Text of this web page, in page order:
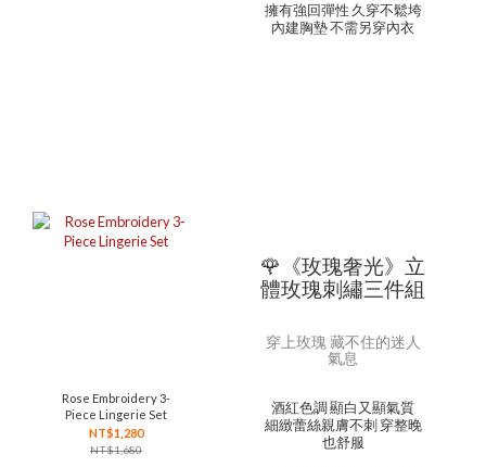
擁有強回彈性 久穿不鬆垮
內建胸墊 不需另穿內衣
Rose Embroidery 3-
Piece Lingerie Set
NT$1,280
NT$1,680
🌹《玫瑰奢光》立
體玫瑰刺繡三件組
穿上玫瑰 藏不住的迷人
氣息
酒紅色調 顯白又顯氣質
細緻蕾絲親膚不刺 穿整晚
也舒服